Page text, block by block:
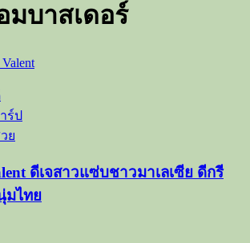
บาสเดอร์
ร์ป
ย
ดีเจสาวแซ่บชาวมาเลเซีย ดีกรี
มไทย